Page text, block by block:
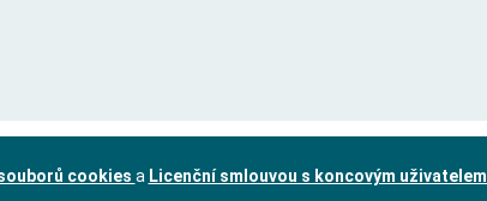
cookies a Licenční smlouvou s koncovým uživatelem